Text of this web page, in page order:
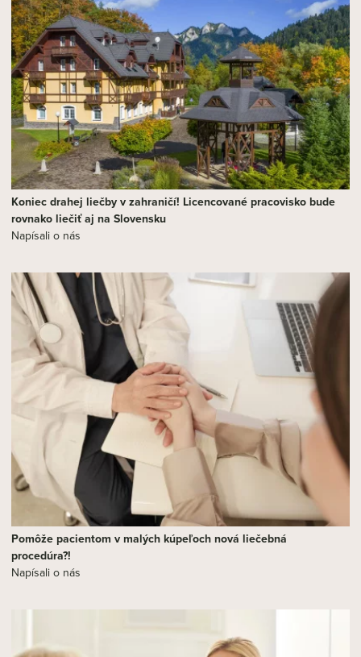
Koniec drahej liečby v zahraničí! Licencované pracovisko bude
rovnako liečiť aj na Slovensku
Napísali o nás
Pomôže pacientom v malých kúpeľoch nová liečebná
procedúra?!
Napísali o nás